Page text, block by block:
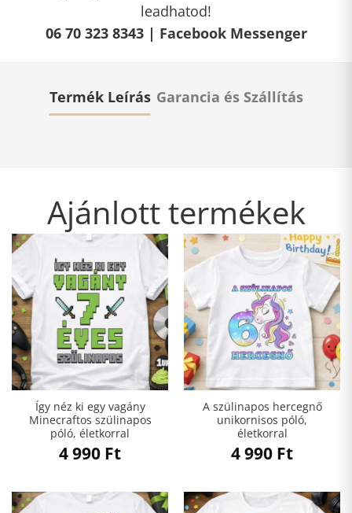
leadhatod!
06 70 323 8343 | Facebook Messenger
Termék Leírás Garancia és Szállítás
Ajánlott termékek
Így néz ki egy vagány
Minecraftos szülinapos
póló, életkorral
4 990 Ft
A szülinapos hercegnő
unikornisos póló,
életkorral
4 990 Ft